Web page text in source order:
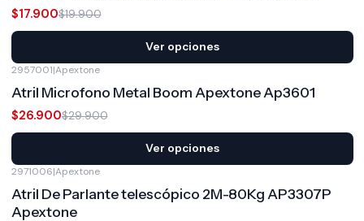
$17.900$19.900
Ver opciones
OFF
2957001|Apextone
Atril Microfono Metal Boom Apextone Ap3601
$26.900$29.900
Ver opciones
2971006|Apextone
Atril De Parlante telescópico 2M-80Kg AP3307P
Apextone